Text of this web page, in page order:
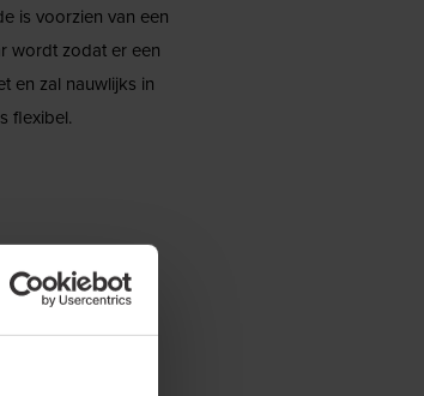
is voorzien van een
wordt zodat er een
en zal nauwlijks in
flexibel.